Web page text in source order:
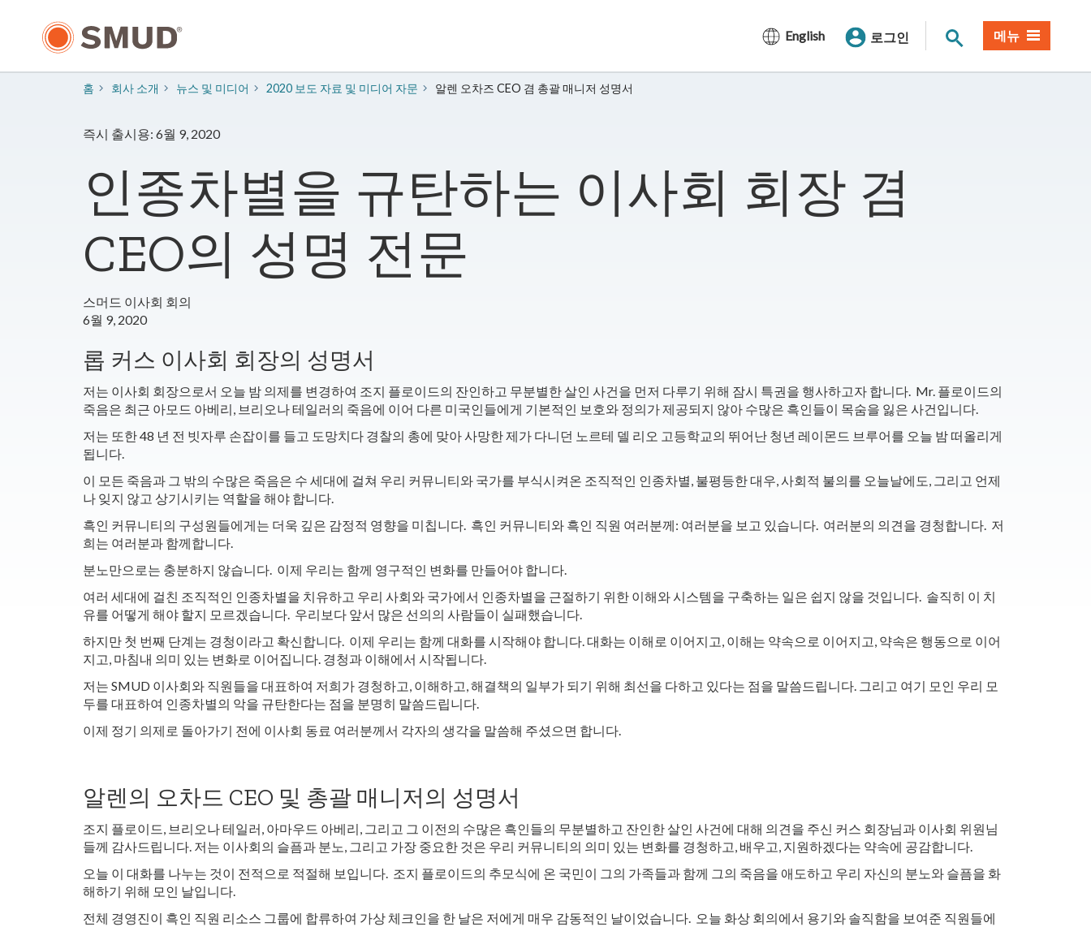
English 로그인 사이트 검색
메뉴
홈 회사 소개 ​뉴스 및 미디어 2020 보도 자료 및 미디어 자문 알렌 오차즈 CEO 겸 총괄 매니저 성명서
즉시 출시용: 6월 9, 2020
인종차별을 규탄하는 이사회 회장 겸
CEO의 성명 전문
스머드 이사회 회의
6월 9, 2020
롭 커스 이사회 회장의 성명서
저는 이사회 회장으로서 오늘 밤 의제를 변경하여 조지 플로이드의 잔인하고 무분별한 살인 사건을 먼저 다루기 위해 잠시 특권을 행사하고자 합니다. Mr. 플로이드의
죽음은 최근 아모드 아베리, 브리오나 테일러의 죽음에 이어 다른 미국인들에게 기본적인 보호와 정의가 제공되지 않아 수많은 흑인들이 목숨을 잃은 사건입니다.
저는 또한 48 년 전 빗자루 손잡이를 들고 도망치다 경찰의 총에 맞아 사망한 제가 다니던 노르테 델 리오 고등학교의 뛰어난 청년 레이몬드 브루어를 오늘 밤 떠올리게
됩니다.
이 모든 죽음과 그 밖의 수많은 죽음은 수 세대에 걸쳐 우리 커뮤니티와 국가를 부식시켜온 조직적인 인종차별, 불평등한 대우, 사회적 불의를 오늘날에도, 그리고 언제
나 잊지 않고 상기시키는 역할을 해야 합니다.
흑인 커뮤니티의 구성원들에게는 더욱 깊은 감정적 영향을 미칩니다. 흑인 커뮤니티와 흑인 직원 여러분께: 여러분을 보고 있습니다. 여러분의 의견을 경청합니다. 저
희는 여러분과 함께합니다.
분노만으로는 충분하지 않습니다. 이제 우리는 함께 영구적인 변화를 만들어야 합니다.
여러 세대에 걸친 조직적인 인종차별을 치유하고 우리 사회와 국가에서 인종차별을 근절하기 위한 이해와 시스템을 구축하는 일은 쉽지 않을 것입니다. 솔직히 이 치
유를 어떻게 해야 할지 모르겠습니다. 우리보다 앞서 많은 선의의 사람들이 실패했습니다.
하지만 첫 번째 단계는 경청이라고 확신합니다. 이제 우리는 함께 대화를 시작해야 합니다. 대화는 이해로 이어지고, 이해는 약속으로 이어지고, 약속은 행동으로 이어
지고, 마침내 의미 있는 변화로 이어집니다. 경청과 이해에서 시작됩니다.
저는 SMUD 이사회와 직원들을 대표하여 저희가 경청하고, 이해하고, 해결책의 일부가 되기 위해 최선을 다하고 있다는 점을 말씀드립니다. 그리고 여기 모인 우리 모
두를 대표하여 인종차별의 악을 규탄한다는 점을 분명히 말씀드립니다.
이제 정기 의제로 돌아가기 전에 이사회 동료 여러분께서 각자의 생각을 말씀해 주셨으면 합니다.
알렌의 오차드 CEO 및 총괄 매니저의 성명서
조지 플로이드, 브리오나 테일러, 아마우드 아베리, 그리고 그 이전의 수많은 흑인들의 무분별하고 잔인한 살인 사건에 대해 의견을 주신 커스 회장님과 이사회 위원님
들께 감사드립니다. 저는 이사회의 슬픔과 분노, 그리고 가장 중요한 것은 우리 커뮤니티의 의미 있는 변화를 경청하고, 배우고, 지원하겠다는 약속에 공감합니다.
오늘 이 대화를 나누는 것이 전적으로 적절해 보입니다. 조지 플로이드의 추모식에 온 국민이 그의 가족들과 함께 그의 죽음을 애도하고 우리 자신의 분노와 슬픔을 화
해하기 위해 모인 날입니다.
전체 경영진이 흑인 직원 리소스 그룹에 합류하여 가상 체크인을 한 날은 저에게 매우 감동적인 날이었습니다. 오늘 화상 회의에서 용기와 솔직함을 보여준 직원들에